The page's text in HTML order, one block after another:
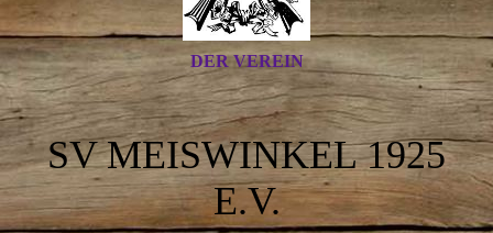
DER VEREIN
SV MEISWINKEL 1925
E.V.